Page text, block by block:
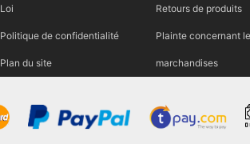
Loi
Politique de confidentialité
Plan du site
Retours de produits
Plainte concernant
marchandises